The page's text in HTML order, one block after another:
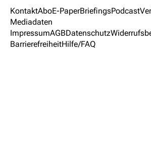
KontaktAboE-PaperBriefingsPodcast
Mediadaten
ImpressumAGBDatenschutz
BarrierefreiheitHilfe/FAQ